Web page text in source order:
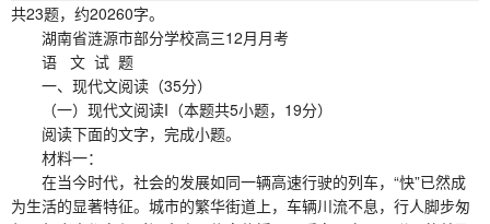
共23题，约20260字。
湖南省涟源市部分学校高三12月月考
语 文 试 题
一、现代文阅读（35分）
（一）现代文阅读I（本题共5小题，19分）
阅读下面的文字，完成小题。
材料一：
在当今时代，社会的发展如同一辆高速行驶的列车，“快”已然成
为生活的显著特征。城市的繁华街道上，车辆川流不息，行人脚步匆